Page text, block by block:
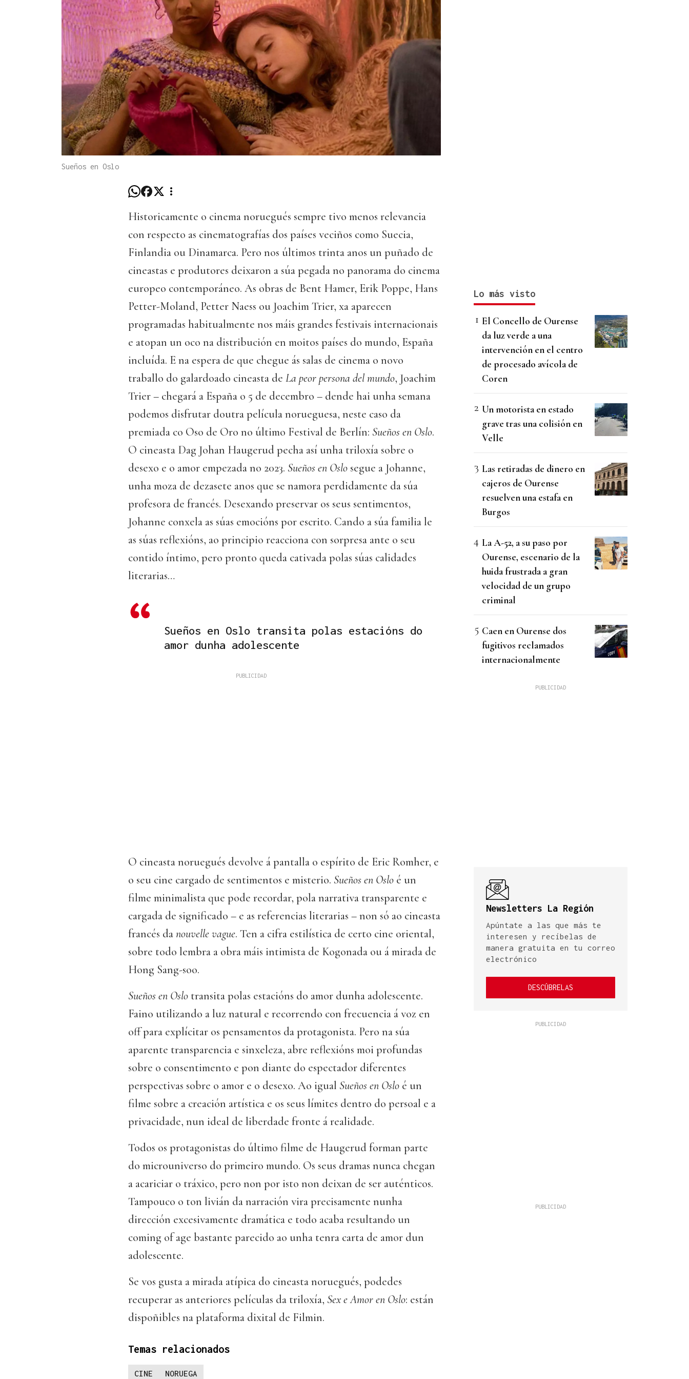
Sueños en Oslo
Historicamente o cinema noruegués sempre tivo menos relevancia
con respecto as cinematografías dos países veciños como Suecia,
Finlandia ou Dinamarca. Pero nos últimos trinta anos un puñado de
cineastas e produtores deixaron a súa pegada no panorama do cinema
europeo contemporáneo. As obras de Bent Hamer, Erik Poppe, Hans
Petter-Moland, Petter Naess ou Joachim Trier, xa aparecen
programadas habitualmente nos máis grandes festivais internacionais
e atopan un oco na distribución en moitos países do mundo, España
incluída. E na espera de que chegue ás salas de cinema o novo
traballo do galardoado cineasta de La peor persona del mundo, Joachim
Trier – chegará a España o 5 de decembro – dende hai unha semana
podemos disfrutar doutra película norueguesa, neste caso da
premiada co Oso de Oro no último Festival de Berlín: Sueños en Oslo.
O cineasta Dag Johan Haugerud pecha así unha triloxía sobre o
desexo e o amor empezada no 2023. Sueños en Oslo segue a Johanne,
unha moza de dezasete anos que se namora perdidamente da súa
profesora de francés. Desexando preservar os seus sentimentos,
Johanne conxela as súas emocións por escrito. Cando a súa familia le
as súas reflexións, ao principio reacciona con sorpresa ante o seu
contido íntimo, pero pronto queda cativada polas súas calidades
literarias…
Sueños en Oslo transita polas estacións do
amor dunha adolescente
O cineasta noruegués devolve á pantalla o espírito de Eric Romher, e
o seu cine cargado de sentimentos e misterio. Sueños en Oslo é un
filme minimalista que pode recordar, pola narrativa transparente e
cargada de significado – e as referencias literarias – non só ao cineasta
francés danouvelle vague. Ten a cifra estilística de certo cine oriental,
sobre todo lembra a obra máis intimista de Kogonada ou á mirada de
Hong Sang-soo.
Sueños en Oslo transita polas estacións do amor dunha adolescente.
Faino utilizando a luz natural e recorrendo con frecuencia á voz en
off para explícitar os pensamentos da protagonista. Pero na súa
aparente transparencia e sinxeleza, abre reflexións moi profundas
sobre o consentimento e pon diante do espectador diferentes
perspectivas sobre o amor e o desexo. Ao igual Sueños en Oslo é un
filme sobre a creación artística e os seus límites dentro do persoal e a
privacidade, nun ideal de liberdade fronte á realidade.
Todos os protagonistas do último filme de Haugerud forman parte
do microuniverso do primeiro mundo. Os seus dramas nunca chegan
a acariciar o tráxico, pero non por isto non deixan de ser auténticos.
Tampouco o ton livián da narración vira precisamente nunha
dirección excesivamente dramática e todo acaba resultando un
coming of age bastante parecido ao unha tenra carta de amor dun
adolescente.
Se vos gusta a mirada atípica do cineasta noruegués, podedes
recuperar as anteriores películas da triloxía, Sex e Amor en Oslo: están
dispoñibles na plataforma dixital de Filmin.
Temas relacionados
CINE NORUEGA
Lo más visto
El Concello de Ourense
da luz verde a una
intervención en el centro
de procesado avícola de
Coren
Un motorista en estado
grave tras una colisión en
Velle
Las retiradas de dinero en
cajeros de Ourense
resuelven una estafa en
Burgos
La A-52, a su paso por
Ourense, escenario de la
huida frustrada a gran
velocidad de un grupo
criminal
Caen en Ourense dos
fugitivos reclamados
internacionalmente
Newsletters La Región
Apúntate a las que más te
interesen y recíbelas de
manera gratuita en tu correo
electrónico
DESCÚBRELAS